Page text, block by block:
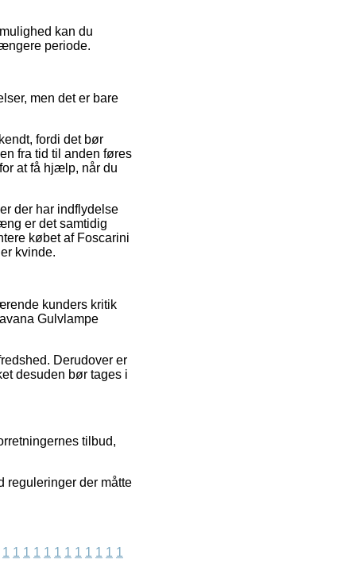
kan du
periode.
men det er bare
fordi det bør
fra tid til anden føres
at få hjælp, når du
der har indflydelse
er det samtidig
købet af Foscarini
kvinde.
kunders kritik
Gulvlampe
Derudover er
desuden bør tages i
tilbud,
reguleringer der måtte
1 1 1 1 1 1 1 1 1 1 1 1